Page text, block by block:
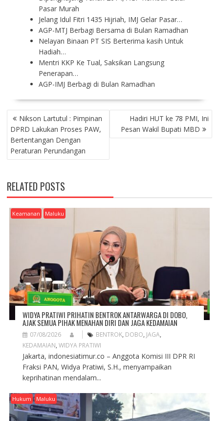
Pasar Murah
Jelang Idul Fitri 1435 Hijriah, IMJ Gelar Pasar…
AGP-MTJ Berbagi Bersama di Bulan Ramadhan
Nelayan Binaan PT SIS Berterima kasih Untuk
Hadiah…
Mentri KKP Ke Tual, Saksikan Langsung
Penerapan…
AGP-IMJ Berbagi di Bulan Ramadhan
P
O
S
T
N
V
I
G
A
T
Nikson Lartutul : Pimpinan
DPRD Lakukan Proses PAW,
Bertentangan Dengan
Peraturan Perundangan
Hadiri HUT ke 78 PMI, Ini
Pesan Wakil Bupati MBD
RELATED POSTS
Keamanan Maluku
WIDYA PRATIWI PRIHATIN BENTROK ANTARWARGA DI DOBO,
AJAK SEMUA PIHAK MENAHAN DIRI DAN JAGA KEDAMAIAN
07/08/2026 BENTROK, DOBO, JAGA,
KEDAMAIAN, WIDYA PRATIWI
Jakarta, indonesiatimur.co – Anggota Komisi III DPR RI
Fraksi PAN, Widya Pratiwi, S.H., menyampaikan
keprihatinan mendalam...
Hukum Maluku